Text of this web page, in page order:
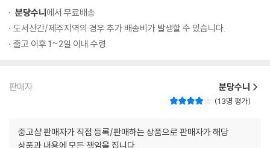
분당수니에서 무료배송
도서산간/제주지역의 경우 추가 배송비가 발생할 수 있습니다.
출고 이후 1~2일 이내 수령
판매자 분당수니
13명 평가
중고샵 판매자가 직접 등록/판매하는 상품으로 판매자가 해당
상품과 내용에 모든 책임을 집니다.